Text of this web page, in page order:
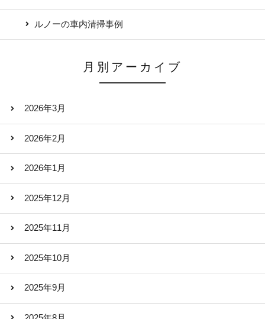
ルノーの車内清掃事例
月別アーカイブ
2026年3月
2026年2月
2026年1月
2025年12月
2025年11月
2025年10月
2025年9月